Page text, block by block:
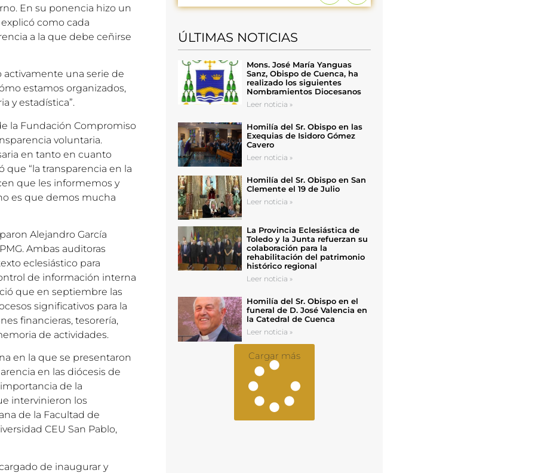
En su ponencia hizo un
como cada
a la que debe ceñirse
activamente una serie de
estamos organizados,
y estadística”.
la Fundación Compromiso
voluntaria.
en tanto en cuanto
que “la transparencia en la
que les informemos y
es que demos mucha
Alejandro García
Ambas auditoras
eclesiástico para
de información interna
que en septiembre las
significativos para la
financieras, tesorería,
de actividades.
en la que se presentaron
en las diócesis de
importancia de la
intervinieron los
de la Facultad de
CEU San Pablo,
de inaugurar y
ÚLTIMAS NOTICIAS
Mons. José María Yanguas
Sanz, Obispo de Cuenca, ha
realizado los siguientes
Nombramientos Diocesanos
Leer noticia »
Homilía del Sr. Obispo en las
Exequias de Isidoro Gómez
Cavero
Leer noticia »
Homilía del Sr. Obispo en San
Clemente el 19 de Julio
Leer noticia »
La Provincia Eclesiástica de
Toledo y la Junta refuerzan su
colaboración para la
rehabilitación del patrimonio
histórico regional
Leer noticia »
Homilía del Sr. Obispo en el
funeral de D. José Valencia en
la Catedral de Cuenca
Leer noticia »
Cargar más